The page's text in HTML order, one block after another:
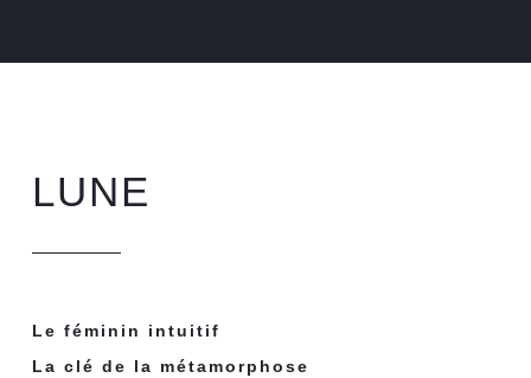
LUNE
Le féminin intuitif
La clé de la métamorphose